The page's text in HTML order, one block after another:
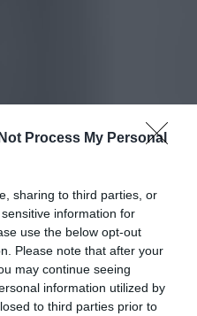
Process My Personal
sharing to third parties, or
information for
use the below opt-out
Please note that after your
may continue seeing
information utilized by
to third parties prior to